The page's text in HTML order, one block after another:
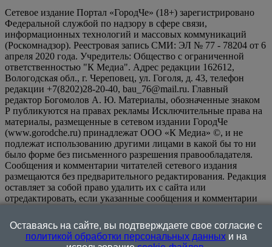
Сетевое издание Портал «ГородЧе» (18+) зарегистрировано
Федеральной службой по надзору в сфере связи,
информационных технологий и массовых коммуникаций
(Роскомнадзор). Реестровая запись СМИ: ЭЛ № 77 - 78204 от 6
апреля 2020 года. Учредитель: Общество с ограниченной
ответственностью "К Медиа". Адрес редакции 162612,
Вологодская обл., г. Череповец, ул. Гоголя, д. 43, телефон
редакции +7(8202)28-20-40, bau_76@mail.ru. Главный
редактор Богомолов А. Ю. Материалы, обозначенные знаком
Р публикуются на правах рекламы Исключительные права на
материалы, размещенные в сетевом издании ГородЧе
(www.gorodche.ru) принадлежат ООО «К Медиа» ©, и не
подлежат использованию другими лицами в какой бы то ни
было форме без письменного разрешения правообладателя.
Сообщения и комментарии читателей сетевого издания
размещаются без предварительного редактирования. Редакция
оставляет за собой право удалить их с сайта или
отредактировать, если указанные сообщения и комментарии
или нарушением иных требований закона.
информационном ресурсе применяются рекомендательные
технологии (информационные технологии предоставления
Оставаясь на сайте, вы подтверждаете свое согласие с
политикой обработки персональных данныхи на